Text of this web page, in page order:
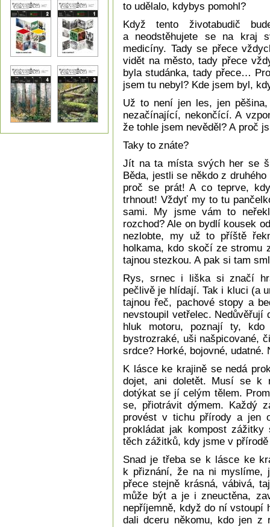
to udělalo, kdybys pomohl?
Když tento životabudič
a neodstěhujete se na kraj
medicíny. Tady se přece
vidět na město, tady přece
byla studánka, tady přece…
jsem tu nebyl? Kde jsem byl,
Už to není jen les, jen
nezačínající, nekončící. A
že tohle jsem nevěděl? A proč
Taky to znáte?
Jít na ta místa svých her se
Běda, jestli se někdo z
proč se prát! A co teprve,
trhnout! Vždyť my to tu
sami. My jsme vám to
rozchod? Ale on bydlí kousek
nezlobte, my už to příště
holkama, kdo skočí ze stromu
tajnou stezkou. A pak si tam
Rys, srnec i liška si značí
pečlivě je hlídají. Tak i kluci (a
tajnou řeč, pachové stopy a
nevstoupil vetřelec.
hluk motoru, poznají ty,
bystrozraké, uši našpicované,
srdce? Horké, bojovné, udatné.
K lásce ke krajině se nedá
dojet, ani doletět. Musí se k
dotýkat se jí celým tělem.
se, přiotrávit dýmem. Každý
provést v tichu přírody a jen
prokládat jak kompost
těch zážitků, kdy jsme v
Snad je třeba se k lásce ke
k přiznání, že na ni myslíme,
přece stejně krásná, vábivá,
může být a je i zneuctěna,
nepříjemně, když do ní vstoupí
dali dceru někomu, kdo jen z